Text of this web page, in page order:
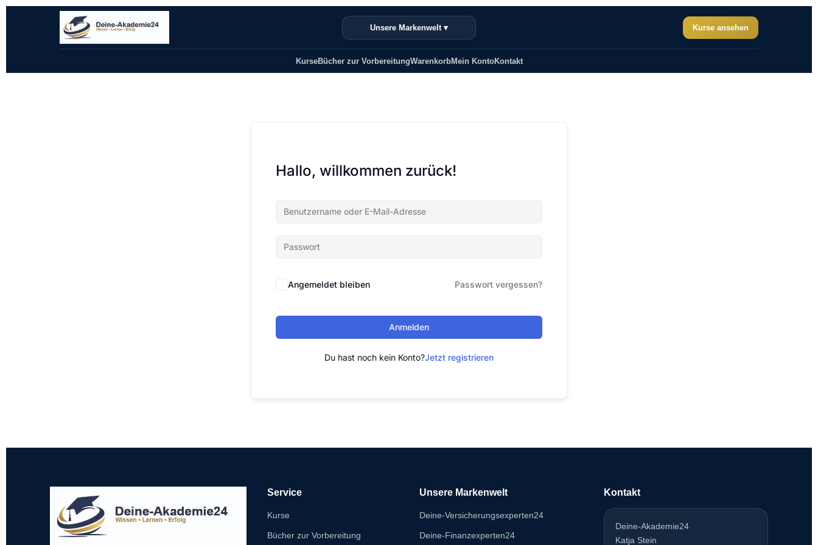
Unsere Markenwelt ▾ Kurse ansehen
KurseBücher zur VorbereitungWarenkorbMein KontoKontakt
Hallo, willkommen zurück!
Angemeldet bleiben Passwort vergessen?
Anmelden
Du hast noch kein Konto?Jetzt registrieren
Service
Kurse
Bücher zur Vorbereitung
Unsere Markenwelt
Deine-Versicherungsexperten24
Deine-Finanzexperten24
Kontakt
Deine-Akademie24
Katja Stein